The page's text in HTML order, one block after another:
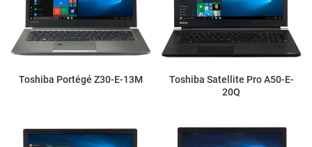
Toshiba Portégé Z30-E-13M
Toshiba Satellite Pro A50-E-
20Q